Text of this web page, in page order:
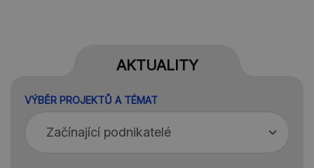
AKTUALITY
VÝBĚR PROJEKTŮ A TÉMAT